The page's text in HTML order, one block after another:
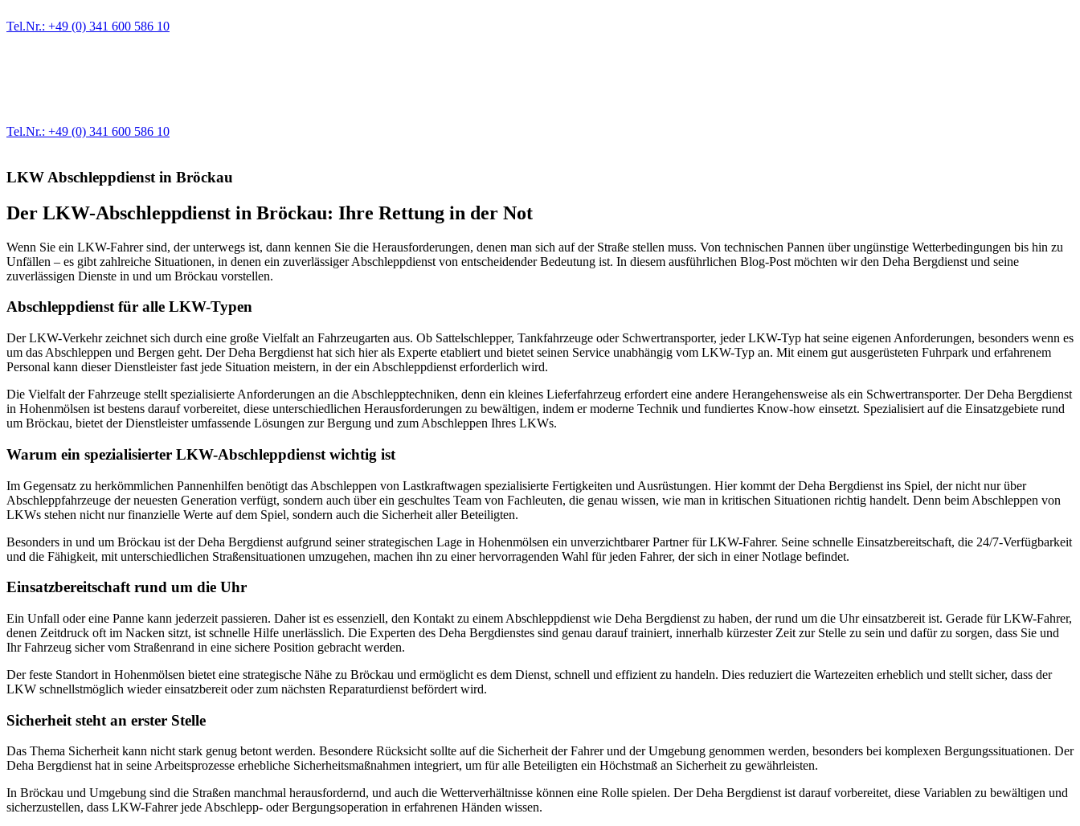
Tel.Nr.: +49 (0) 341 600 586 10
Tel.Nr.: +49 (0) 341 600 586 10
LKW Abschleppdienst in Bröckau
Der LKW-Abschleppdienst in Bröckau: Ihre Rettung in der Not
Wenn Sie ein LKW-Fahrer sind, der unterwegs ist, dann kennen Sie die Herausforderungen, denen man sich auf der Straße stellen muss. Von technischen Pannen über ungünstige Wetterbedingungen bis hin zu
Unfällen – es gibt zahlreiche Situationen, in denen ein zuverlässiger Abschleppdienst von entscheidender Bedeutung ist. In diesem ausführlichen Blog-Post möchten wir den Deha Bergdienst und seine
zuverlässigen Dienste in und um Bröckau vorstellen.
Abschleppdienst für alle LKW-Typen
Der LKW-Verkehr zeichnet sich durch eine große Vielfalt an Fahrzeugarten aus. Ob Sattelschlepper, Tankfahrzeuge oder Schwertransporter, jeder LKW-Typ hat seine eigenen Anforderungen, besonders wenn es
um das Abschleppen und Bergen geht. Der Deha Bergdienst hat sich hier als Experte etabliert und bietet seinen Service unabhängig vom LKW-Typ an. Mit einem gut ausgerüsteten Fuhrpark und erfahrenem
Personal kann dieser Dienstleister fast jede Situation meistern, in der ein Abschleppdienst erforderlich wird.
Die Vielfalt der Fahrzeuge stellt spezialisierte Anforderungen an die Abschlepptechniken, denn ein kleines Lieferfahrzeug erfordert eine andere Herangehensweise als ein Schwertransporter. Der Deha Bergdienst
in Hohenmölsen ist bestens darauf vorbereitet, diese unterschiedlichen Herausforderungen zu bewältigen, indem er moderne Technik und fundiertes Know-how einsetzt. Spezialisiert auf die Einsatzgebiete rund
um Bröckau, bietet der Dienstleister umfassende Lösungen zur Bergung und zum Abschleppen Ihres LKWs.
Warum ein spezialisierter LKW-Abschleppdienst wichtig ist
Im Gegensatz zu herkömmlichen Pannenhilfen benötigt das Abschleppen von Lastkraftwagen spezialisierte Fertigkeiten und Ausrüstungen. Hier kommt der Deha Bergdienst ins Spiel, der nicht nur über
Abschleppfahrzeuge der neuesten Generation verfügt, sondern auch über ein geschultes Team von Fachleuten, die genau wissen, wie man in kritischen Situationen richtig handelt. Denn beim Abschleppen von
LKWs stehen nicht nur finanzielle Werte auf dem Spiel, sondern auch die Sicherheit aller Beteiligten.
Besonders in und um Bröckau ist der Deha Bergdienst aufgrund seiner strategischen Lage in Hohenmölsen ein unverzichtbarer Partner für LKW-Fahrer. Seine schnelle Einsatzbereitschaft, die 24/7-Verfügbarkeit
und die Fähigkeit, mit unterschiedlichen Straßensituationen umzugehen, machen ihn zu einer hervorragenden Wahl für jeden Fahrer, der sich in einer Notlage befindet.
Einsatzbereitschaft rund um die Uhr
Ein Unfall oder eine Panne kann jederzeit passieren. Daher ist es essenziell, den Kontakt zu einem Abschleppdienst wie Deha Bergdienst zu haben, der rund um die Uhr einsatzbereit ist. Gerade für LKW-Fahrer,
denen Zeitdruck oft im Nacken sitzt, ist schnelle Hilfe unerlässlich. Die Experten des Deha Bergdienstes sind genau darauf trainiert, innerhalb kürzester Zeit zur Stelle zu sein und dafür zu sorgen, dass Sie und
Ihr Fahrzeug sicher vom Straßenrand in eine sichere Position gebracht werden.
Der feste Standort in Hohenmölsen bietet eine strategische Nähe zu Bröckau und ermöglicht es dem Dienst, schnell und effizient zu handeln. Dies reduziert die Wartezeiten erheblich und stellt sicher, dass der
LKW schnellstmöglich wieder einsatzbereit oder zum nächsten Reparaturdienst befördert wird.
Sicherheit steht an erster Stelle
Das Thema Sicherheit kann nicht stark genug betont werden. Besondere Rücksicht sollte auf die Sicherheit der Fahrer und der Umgebung genommen werden, besonders bei komplexen Bergungssituationen. Der
Deha Bergdienst hat in seine Arbeitsprozesse erhebliche Sicherheitsmaßnahmen integriert, um für alle Beteiligten ein Höchstmaß an Sicherheit zu gewährleisten.
In Bröckau und Umgebung sind die Straßen manchmal herausfordernd, und auch die Wetterverhältnisse können eine Rolle spielen. Der Deha Bergdienst ist darauf vorbereitet, diese Variablen zu bewältigen und
sicherzustellen, dass LKW-Fahrer jede Abschlepp- oder Bergungsoperation in erfahrenen Händen wissen.